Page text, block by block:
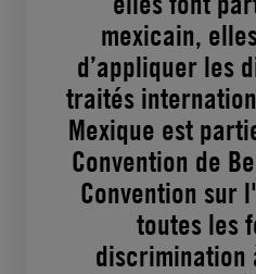
mexicain,
d’appliquer les
traités
Mexique est
Convention de
Convention sur
toutes les
discrimination